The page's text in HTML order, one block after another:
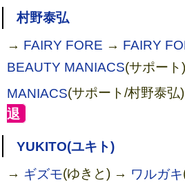
村野泰弘
→ FAIRY FORE → FAIRY
BEAUTY MANIACS(サポー
MANIACS(サポート/村野泰
退
YUKITO(ユキト)
→ ギズモ(ゆきと) → ワルガキ